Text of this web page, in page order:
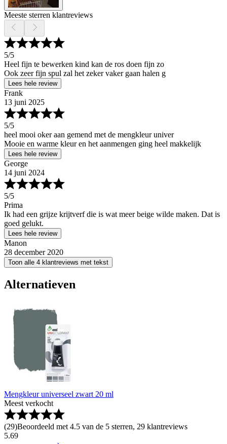
Meeste sterren klantreviews
5/5
Heel fijn te bewerken kind kan de ros doen fijn zo
Ook zeer fijn spul zal het zeker vaker gaan halen g
Lees hele review
Frank
13 juni 2025
5/5
heel mooi oker aan gemend met de mengkleur univer
Mooie en warme kleur en het aanmengen ging heel makkelijk
Lees hele review
George
14 juni 2024
5/5
Prima
Ik had een grijze krijtverf die is wat meer beige wilde maken. Dat is
goed gelukt.
Lees hele review
Manon
28 december 2020
Toon alle 4 klantreviews met tekst
Alternatieven
Mengkleur universeel zwart 20 ml
Meest verkocht
(29)Beoordeeld met 4.5 van de 5 sterren, 29 klantreviews
5.69